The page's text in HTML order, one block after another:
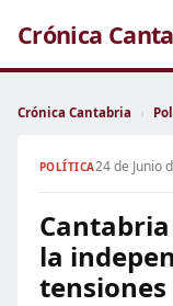
Crónica
Crónica Cantabria ›
POLÍTICA24 de Junio
la